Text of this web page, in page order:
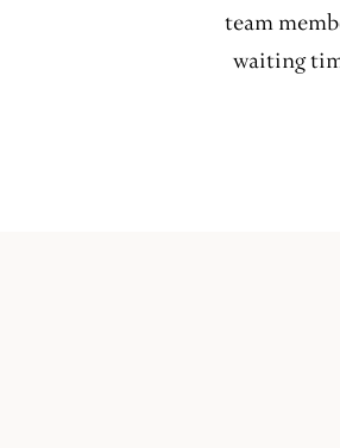
team
waiting